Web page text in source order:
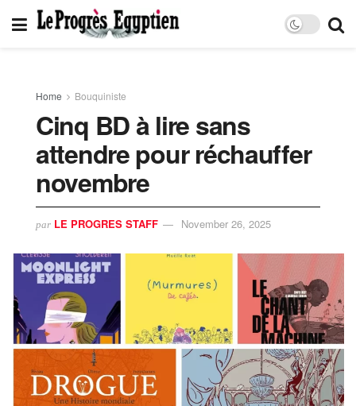
Home Bouquiniste
Cinq BD à lire sans
attendre pour réchauffer
novembre
par LE PROGRES STAFF November 26, 2025